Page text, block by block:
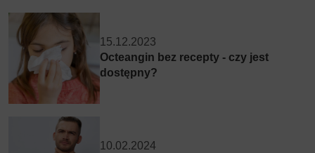
15.12.2023
Octeangin bez recepty - czy jest
dostępny?
10.02.2024